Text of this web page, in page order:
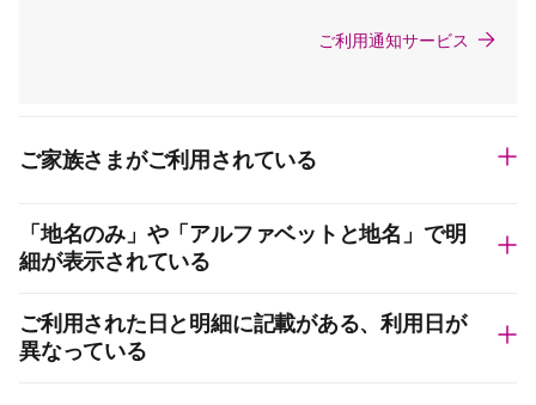
ご利用通知サービス
ご家族さまがご利用されている
「地名のみ」や「アルファベットと地名」で明
細が表示されている
ご利用された日と明細に記載がある、利用日が
異なっている